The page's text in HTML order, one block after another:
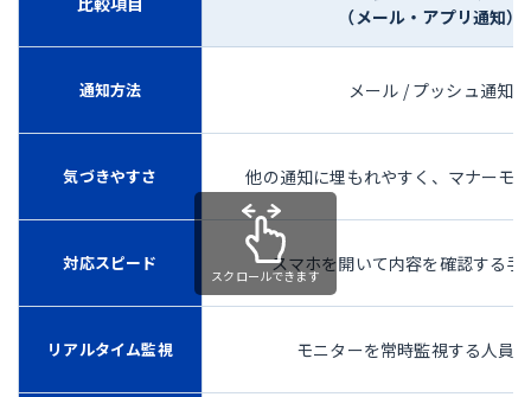
（メール・アプリ通知）
通知方法 メール / プッシュ通知
気づきやすさ 他の通知に埋もれやすく、マナーモ
対応スピード スマホを開いて内容を確認する手
リアルタイム監視 モニターを常時監視する人員